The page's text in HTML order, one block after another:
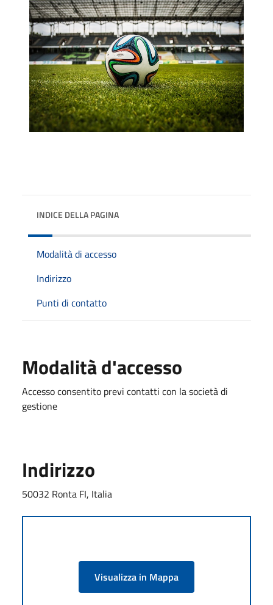
INDICE DELLA PAGINA
Modalità di accesso
Indirizzo
Punti di contatto
Modalità d'accesso
Accesso consentito previ contatti con la società di
gestione
Indirizzo
50032 Ronta FI, Italia
Visualizza in Mappa